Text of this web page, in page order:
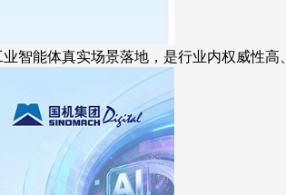
智能体真实场景落地，是行业内权威性高